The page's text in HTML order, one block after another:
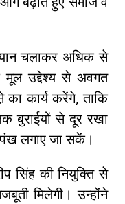
चलाकर अधिक से
उद्देश्य से अवगत
कार्य करेंगे, ताकि
बुराईयों से दूर रखा
लगाए जा सकें।
सिंह की नियुक्ति से
मिलेगी। उन्होंने